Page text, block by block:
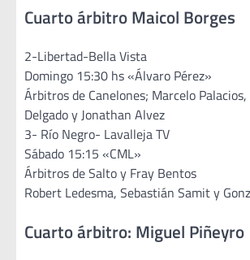
Cuarto árbitro Maicol Borges
2-Libertad-Bella Vista
Domingo 15:30 hs «Álvaro Pérez»
Árbitros de Canelones; Marcelo
Delgado y Jonathan Alvez
3- Río Negro- Lavalleja TV
Sábado 15:15 «CML»
Árbitros de Salto y Fray Bentos
Robert Ledesma, Sebastián Samit y
Cuarto árbitro: Miguel Piñeyro